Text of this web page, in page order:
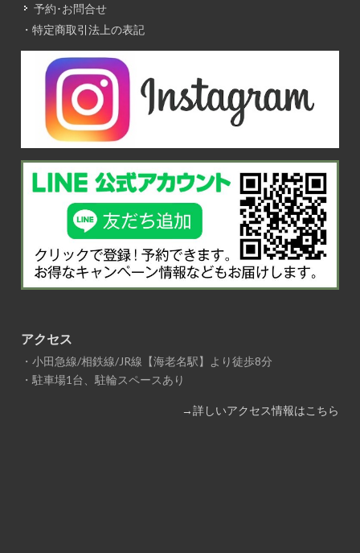
予約･お問合せ
・特定商取引法上の表記
アクセス
・小田急線/相鉄線/JR線【海老名駅】より徒歩8分
・駐車場1台、駐輪スペースあり
→詳しいアクセス情報はこちら